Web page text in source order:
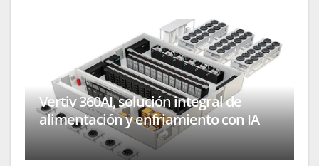
Vertiv 360AI, solución integral de
alimentación y enfriamiento con IA